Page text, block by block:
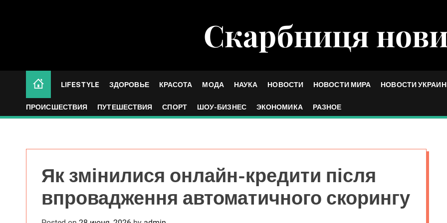
t
Скарбниця
LIFESTYLE ЗДОРОВЬЕ КРАСОТА МОДА НАУКА НОВОСТИ НОВОСТИ МИРА НОВОСТИ
ПРОИСШЕСТВИЯ ПУТЕШЕСТВИЯ СПОРТ ШОУ-БИЗНЕС ЭКОНОМИКА РАЗНОЕ
Як змінилися онлайн-кредити після
впровадження автоматичного скорингу